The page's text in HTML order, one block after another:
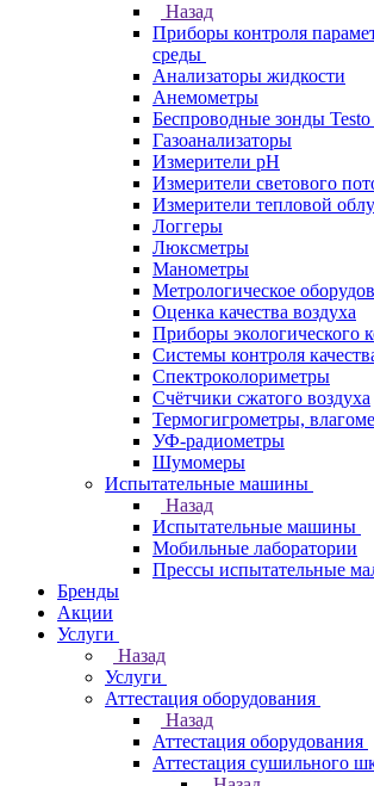
Назад
Приборы контроля
среды
Анализаторы жидкости
Анемометры
Беспроводные зонды Testo
Газоанализаторы
Измерители pH
Измерители светового
Измерители тепловой
Логгеры
Люксметры
Манометры
Метрологическое
Оценка качества воздуха
Приборы экологического
Системы контроля
Спектроколориметры
Счётчики сжатого воздуха
Термогигрометры,
УФ-радиометры
Шумомеры
Испытательные машины
Назад
Испытательные машины
Мобильные лаборатории
Прессы испытательные
Бренды
Акции
Услуги
Назад
Услуги
Аттестация оборудования
Назад
Аттестация оборудования
Аттестация сушильного